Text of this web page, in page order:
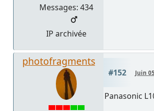
Messages: 434
IP archivée
photofragments
#152 Juin
Panasonic